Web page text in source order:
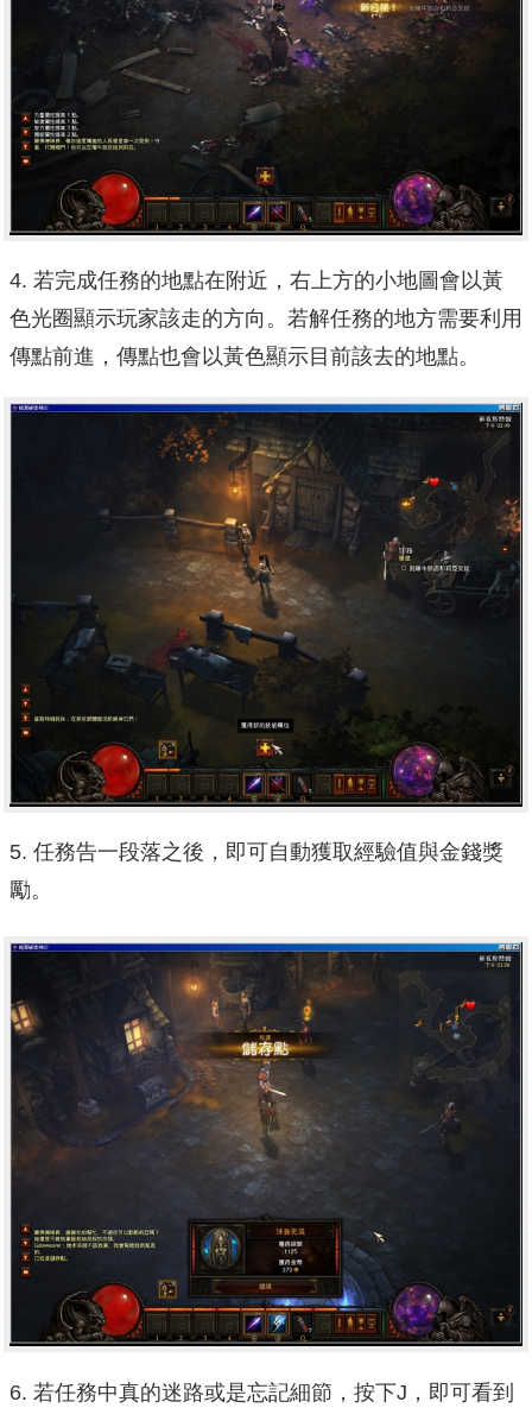
4. 若完成任務的地點在附近，右上方的小地圖會以黃
色光圈顯示玩家該走的方向。若解任務的地方需要利用
傳點前進，傳點也會以黃色顯示目前該去的地點。
5. 任務告一段落之後，即可自動獲取經驗值與金錢獎
勵。
6. 若任務中真的迷路或是忘記細節，按下J，即可看到